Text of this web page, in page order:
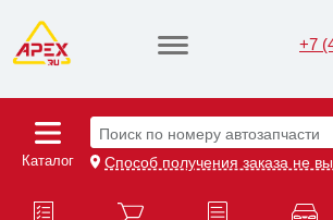
+7
Каталог
Поиск по номеру автозапчасти
Способ получения заказа не